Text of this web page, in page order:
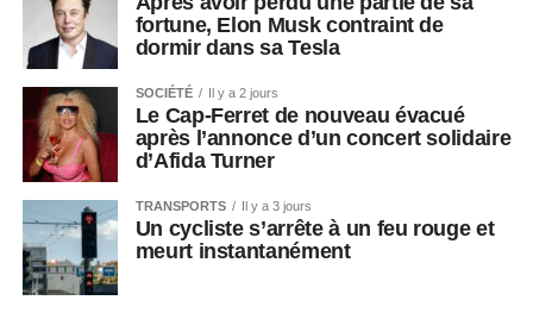
fortune, Elon Musk contraint de
dormir dans sa Tesla
SOCIÉTÉ Il y a 2 jours
Le Cap-Ferret de nouveau évacué
après l’annonce d’un concert solidaire
d’Afida Turner
TRANSPORTS Il y a 3 jours
Un cycliste s’arrête à un feu rouge et
meurt instantanément